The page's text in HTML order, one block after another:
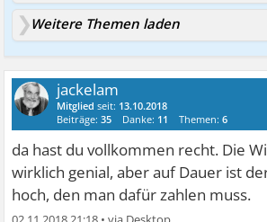
Weitere Themen laden
jackelam
Mitglied seit: 13.10.2018
Beiträge:35 Danke: 11 Themen:6
da hast du vollkommen recht. Die
wirklich genial, aber auf Dauer ist
hoch, den man dafür zahlen muss.